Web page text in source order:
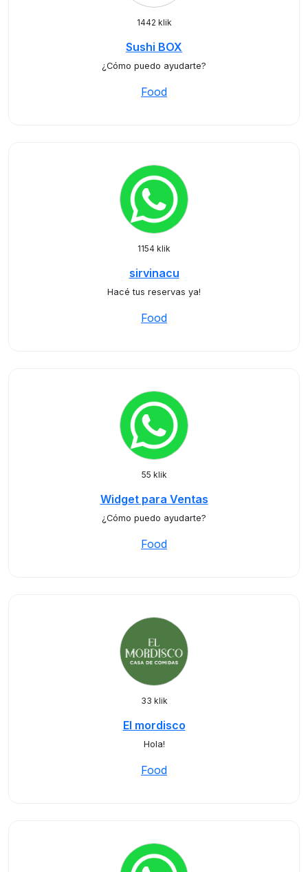
1442 klik
Sushi BOX
¿Cómo puedo ayudarte?
Food
1154 klik
sirvinacu
Hacé tus reservas ya!
Food
55 klik
Widget para Ventas
¿Cómo puedo ayudarte?
Food
33 klik
El mordisco
Hola!
Food